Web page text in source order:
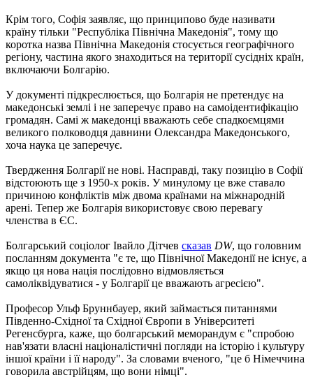
Крім того, Софія заявляє, що принципово буде називати
країну тільки "Республіка Північна Македонія", тому що
коротка назва Північна Македонія стосується географічного
регіону, частина якого знаходиться на території сусідніх країн,
включаючи Болгарію.
У документі підкреслюється, що Болгарія не претендує на
македонські землі і не заперечує право на самоідентифікацію
громадян. Самі ж македонці вважають себе спадкоємцями
великого полководця давнини Олександра Македонського,
хоча наука це заперечує.
Твердження Болгарії не нові. Насправді, таку позицію в Софії
відстоюють ще з 1950-х років. У минулому це вже ставало
причиною конфліктів між двома країнами на міжнародній
арені. Тепер же Болгарія використовує свою перевагу
членства в ЄС.
Болгарський соціолог Івайло Дітчев сказав DW, що головним
посланням документа "є те, що Північної Македонії не існує, а
якщо ця нова нація послідовно відмовляється
самоліквідуватися - у Болгарії це вважають агресією".
Професор Ульф Бруннбауер, який займається питаннями
Південно-Східної та Східної Європи в Університеті
Регенсбурга, каже, що болгарський меморандум є "спробою
нав'язати власні націоналістичні погляди на історію і культуру
іншої країни і її народу". За словами вченого, "це б Німеччина
говорила австрійцям, що вони німці".